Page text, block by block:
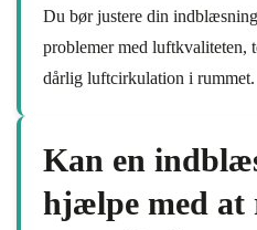
Du bør justere din
problemer med luftkvaliteten,
dårlig luftcirkulation i rummet.
Kan en
hjælpe med at